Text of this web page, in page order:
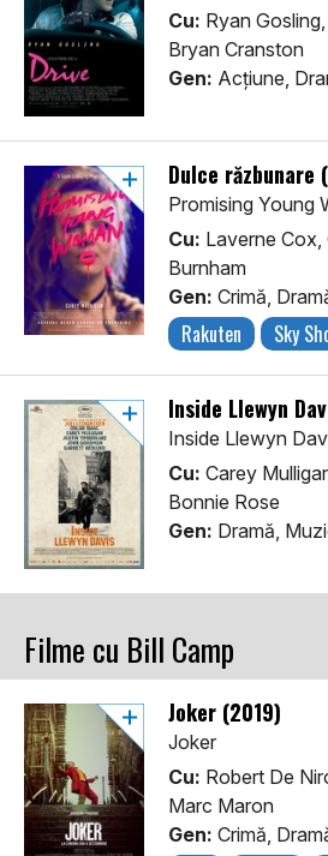
Cu: Ryan
Bryan Cranston
Gen: Acţiune,
Dulce răzbunare
Promising Young
Cu: Laverne Cox,
Burnham
Gen: Crimă,
Rakuten Sky
Inside Llewyn
Inside Llewyn
Cu: Carey
Bonnie Rose
Gen: Dramă,
Filme cu Bill Camp
Joker (2019)
Joker
Cu: Robert De
Marc Maron
Gen: Crimă,